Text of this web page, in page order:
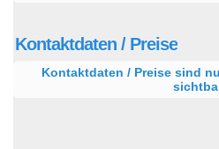
Kontaktdaten / Preise
Kontaktdaten / Preise sind